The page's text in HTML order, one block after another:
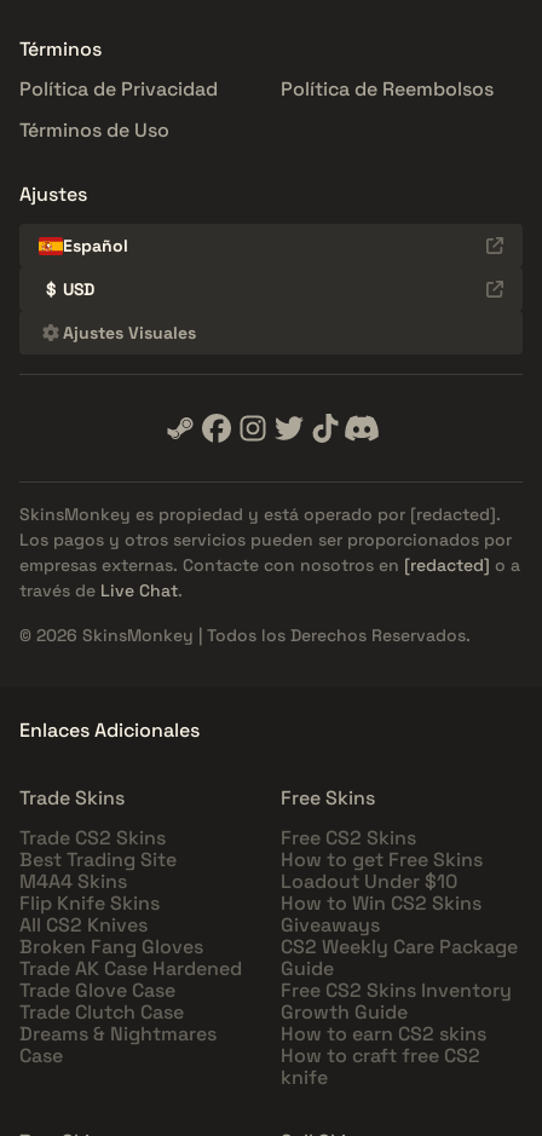
Términos
Política de Privacidad
Política de Reembolsos
Términos de Uso
Ajustes
Español
$ USD
Ajustes Visuales
SkinsMonkey es propiedad y está operado por [redacted].
Los pagos y otros servicios pueden ser proporcionados por
empresas externas. Contacte con nosotros en [redacted] o a
través de Live Chat.
© 2026 SkinsMonkey | Todos los Derechos Reservados.
Enlaces Adicionales
Trade Skins
Trade CS2 Skins
Best Trading Site
M4A4 Skins
Flip Knife Skins
All CS2 Knives
Broken Fang Gloves
Trade AK Case Hardened
Trade Glove Case
Trade Clutch Case
Dreams & Nightmares
Case
Free Skins
Free CS2 Skins
How to get Free Skins
Loadout Under $10
How to Win CS2 Skins
Giveaways
CS2 Weekly Care Package
Guide
Free CS2 Skins Inventory
Growth Guide
How to earn CS2 skins
How to craft free CS2
knife